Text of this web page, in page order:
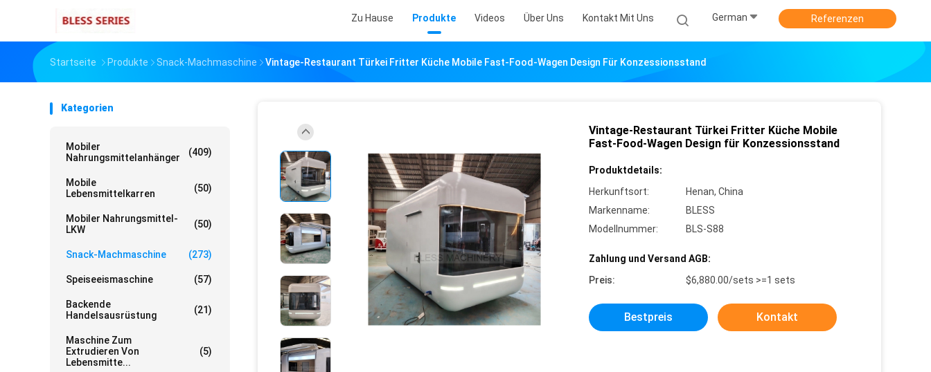
Zu Hause Produkte Videos Über Uns Kontakt Mit Uns German Referenzen
Startseite Produkte Snack-Machmaschine Vintage-Restaurant Türkei Fritter Küche Mobile Fast-Food-Wagen Design Für Konzessionsstand
Kategorien
Mobiler
Nahrungsmittelanhänger
(409)
Mobile
Lebensmittelkarren
(50)
Mobiler Nahrungsmittel-
LKW
(50)
Snack-Machmaschine (273)
Speiseeismaschine (57)
Backende
Handelsausrüstung
(21)
Maschine Zum
Extrudieren Von
Lebensmitte...
(5)
Vintage-Restaurant Türkei Fritter Küche Mobile
Fast-Food-Wagen Design für Konzessionsstand
Produktdetails:
Herkunftsort:
Henan, China
Markenname:
BLESS
Modellnummer:
BLS-S88
Zahlung und Versand AGB:
Preis:
$6,880.00/sets >=1 sets
Bestpreis Kontakt